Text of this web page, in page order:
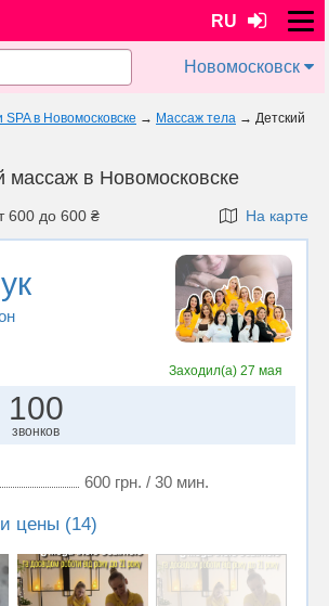
RU
Новомосковск
SPA в Новомосковске → Массаж тела → Детский
массаж в Новомосковске
600 до 600 ₴ На карте
Заходил(а)27 мая
100
звонков
600 грн. / 30 мин.
цены (14)